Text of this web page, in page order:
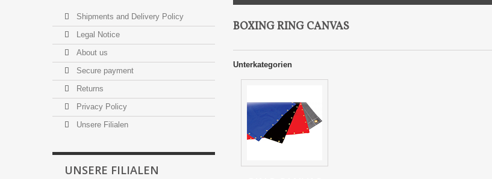
Shipments and Delivery Policy
Legal Notice
About us
Secure payment
Returns
Privacy Policy
Unsere Filialen
UNSERE FILIALEN
BOXING RING CANVAS
Unterkategorien